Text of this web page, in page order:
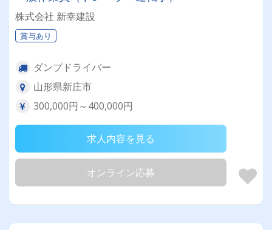
株式会社 新幸建設
賞与あり
ダンプドライバー
山形県新庄市
300,000円～400,000円
求人内容を見る
オンライン応募